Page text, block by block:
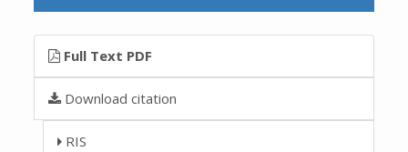
Full Text PDF
Download citation
RIS